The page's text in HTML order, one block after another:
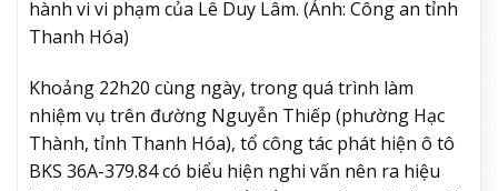
hành vi vi phạm của Lê Duy Lâm. (Ảnh: Công an tỉnh
Thanh Hóa)
Khoảng 22h20 cùng ngày, trong quá trình làm
nhiệm vụ trên đường Nguyễn Thiếp (phường Hạc
Thành, tỉnh Thanh Hóa), tổ công tác phát hiện ô tô
BKS 36A-379.84 có biểu hiện nghi vấn nên ra hiệu